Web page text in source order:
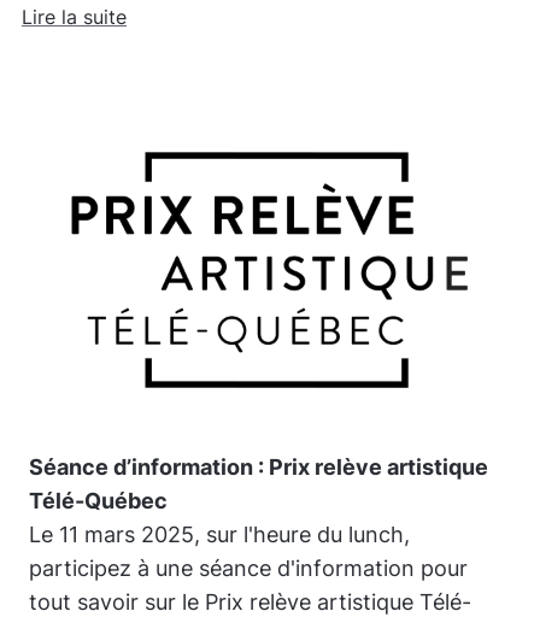
Lire la suite
Séance d’information : Prix relève artistique
Télé-Québec
Le 11 mars 2025, sur l'heure du lunch,
participez à une séance d'information pour
tout savoir sur le Prix relève artistique Télé-